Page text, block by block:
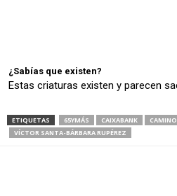
¿Sabías que existen?
Estas criaturas existen y parecen
ETIQUETAS 65YMÁS CAIXABANK
VÍCTOR SANTA-BÁRBARA RUPÉREZ